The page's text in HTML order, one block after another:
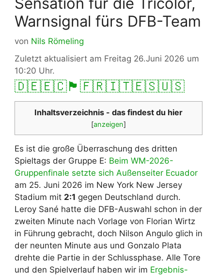
Warnsignal fürs DFB-Team
von Nils Römeling
Zuletzt aktualisiert am Freitag 26.Juni 2026 um
10:20 Uhr.
🇩🇪🇪🇨🏴󠁧󠁢󠁥󠁮󠁧󠁿🇫🇷🇮🇹🇪🇸🇺🇸
Inhaltsverzeichnis - das findest du hier
[anzeigen]
Es ist die große Überraschung des dritten
Spieltags der Gruppe E: Beim WM-2026-
Gruppenfinale setzte sich Außenseiter Ecuador
am 25. Juni 2026 im New York New Jersey
Stadium mit 2:1 gegen Deutschland durch.
Leroy Sané hatte die DFB-Auswahl schon in der
zweiten Minute nach Vorlage von Florian Wirtz
in Führung gebracht, doch Nilson Angulo glich in
der neunten Minute aus und Gonzalo Plata
drehte die Partie in der Schlussphase. Alle Tore
und den Spielverlauf haben wir im Ergebnis-